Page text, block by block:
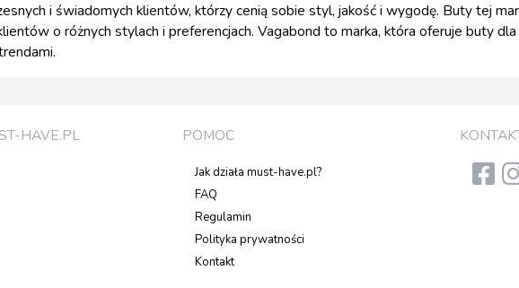
i świadomych klientów, którzy cenią sobie styl, jakość i wygodę. Buty tej
o różnych stylach i preferencjach. Vagabond to marka, która oferuje buty dla
HAVE.PL POMOC
Jak działa must-have.pl?
FAQ
Regulamin
Polityka prywatności
Kontakt